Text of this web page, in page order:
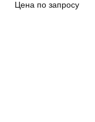
Цена по запросу